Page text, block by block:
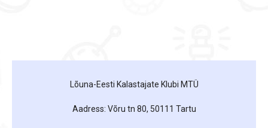
Lõuna-Eesti Kalastajate Klubi MTÜ
Aadress: Võru tn 80, 50111 Tartu